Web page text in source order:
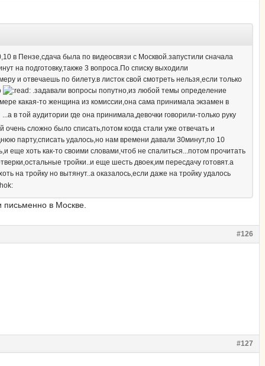
в Пензе,сдача была по видеосвязи с Москвой.запустили сначала
на подготовку,также 3 вопроса.По списку выходили
и отвечаешь по билету.в листок свой смотреть нельзя,если только
.задавали вопросы попутно,из любой темы определение
какая-то женщина из комиссии,она сама принимала экзамен в
...а в той аудитории где она принимала,девочки говорили-только руку
сложно было списать,потом когда стали уже отвечать и
парту,списать удалось,но нам времени давали 30минут,по 10
хоть как-то своими словами,чтоб не спалиться...потом прочитать
тройки..и еще шесть двоек,им пересдачу готовят.а
на тройку но вытянут..а оказалось,если даже на тройку удалось
письменно в Москве.
#126
#127